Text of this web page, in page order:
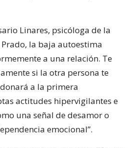
Linares, psicóloga de la
la baja autoestima
a una relación. Te
si la otra persona te
a la primera
actitudes hipervigilantes e
una señal de desamor o
emocional”.